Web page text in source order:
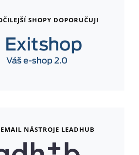
SHOPY DOPORUČUJI
NÁSTROJE LEADHUB